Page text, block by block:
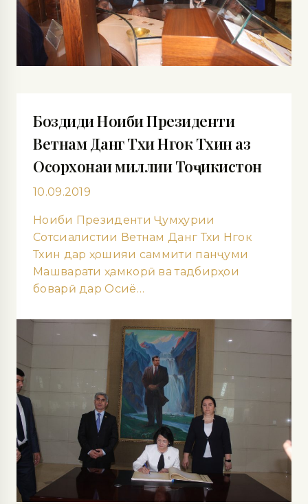
Боздиди Ноиби Президенти
Ветнам Данг Тхи Нгок Тхин аз
Осорхонаи миллии Тоҷикистон
10.09.2019
Ноиби Президенти Ҷумҳурии
Сотсиалистии Ветнам Данг Тхи Нгок
Тхин дар ҳошияи саммити панҷуми
Машварати ҳамкорӣ ва тадбирҳои
боварӣ дар Осиё…